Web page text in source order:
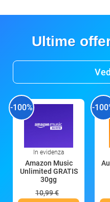
Ultime
-100%
In evidenza
Amazon Music
Unlimited GRATIS
30gg
10,99 €
-